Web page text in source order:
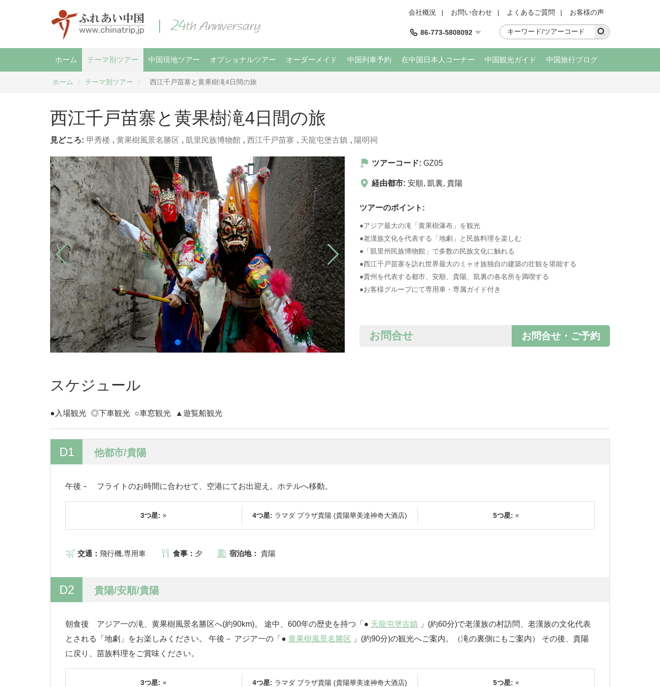
会社概況 | お問い合わせ | よくあるご質問 | お客様の声
86-773-5808092
ホーム テーマ別ツアー 中国現地ツアー オプショナルツアー オーダーメイド 中国列車予約 在中国日本人コーナー 中国観光ガイド 中国旅行ブログ
ホーム テーマ別ツアー 西江千戸苗寨と黄果樹滝4日間の旅
西江千戸苗寨と黄果樹滝4日間の旅
見どころ: 甲秀楼 , 黄果樹風景名勝区 , 凱里民族博物館 , 西江千戸苗寨 , 天龍屯堡古鎮 , 陽明祠
ツアーコード: GZ05
経由都市: 安順, 凱裏, 貴陽
ツアーのポイント:
●アジア最大の滝「黄果樹瀑布」を観光
●老漢族文化を代表する「地劇」と民族料理を楽しむ
●「凱里州民族博物館」で多数の民族文化に触れる
●西江千戸苗寨を訪れ世界最大のミャオ族独自の建築の壮観を堪能する
●貴州を代表する都市、安順、貴陽、凱裏の各名所を満喫する
●お客様グループにて専用車・専属ガイド付き
お問合せ・ご予約
お問合せ
スケジュール
●入場観光 ◎下車観光 ○車窓観光 ▲遊覧船観光
D1 他都市/貴陽
午後－ フライトのお時間に合わせて、空港にてお出迎え。ホテルへ移動。
3つ星: × 4つ星: ラマダ プラザ貴陽 (貴陽華美達神奇大酒店) 5つ星: ×
交通： 飛行機,専用車 食事： 夕 宿泊地： 貴陽
D2 貴陽/安順/貴陽
朝食後 アジア一の滝、黄果樹風景名勝区へ(約90km)。 途中、600年の歴史を持つ「● 天龍屯堡古鎮 」(約60分)で老漢族の村訪問、老漢族の文化代表
とされる「地劇」をお楽しみください。 午後－ アジア一の「● 黄果樹風景名勝区 」(約90分)の観光へご案内。（滝の裏側にもご案内） その後、貴陽
に戻り、苗族料理をご賞味ください。
3つ星: × 4つ星: ラマダ プラザ貴陽 (貴陽華美達神奇大酒店) 5つ星: ×